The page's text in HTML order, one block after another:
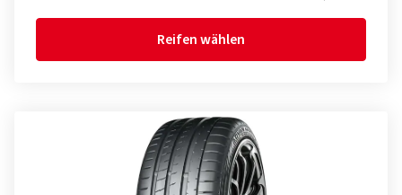
Reifen wählen